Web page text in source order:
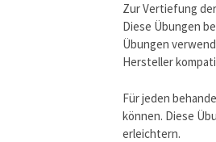
Zur Vertiefung
Diese Übungen
Übungen
Hersteller
Für jeden
können. Diese
erleichtern.